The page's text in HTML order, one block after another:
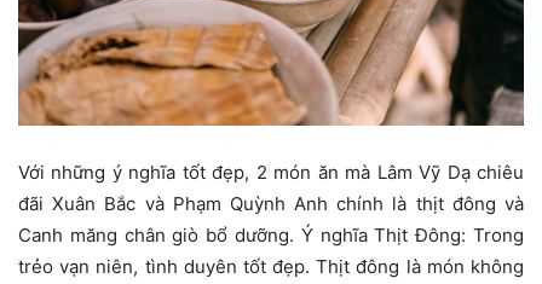
Với những ý nghĩa tốt đẹp, 2 món ăn mà Lâm Vỹ Dạ chiêu
đãi Xuân Bắc và Phạm Quỳnh Anh chính là thịt đông và
Canh măng chân giò bổ dưỡng. Ý nghĩa Thịt Đông: Trong
trẻo vạn niên, tình duyên tốt đẹp. Thịt đông là món không